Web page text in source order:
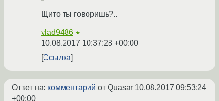
Щито ты говоришь?..
vlad9486 ★
10.08.2017 10:37:28 +00:00
Ссылка
Ответ на: комментарий от Quasar 10.08.2017 09:53:24
+00:00